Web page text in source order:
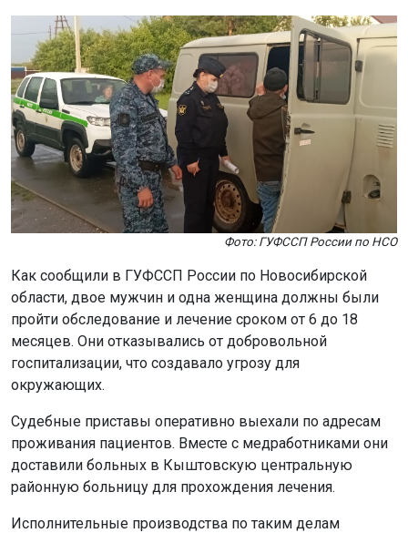
Фото: ГУФССП России по НСО
Как сообщили в ГУФССП России по Новосибирской
области, двое мужчин и одна женщина должны были
пройти обследование и лечение сроком от 6 до 18
месяцев. Они отказывались от добровольной
госпитализации, что создавало угрозу для
окружающих.
Судебные приставы оперативно выехали по адресам
проживания пациентов. Вместе с медработниками они
доставили больных в Кыштовскую центральную
районную больницу для прохождения лечения.
Исполнительные производства по таким делам